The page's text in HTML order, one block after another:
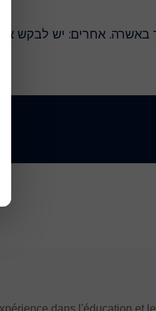
dans l'éducation et le